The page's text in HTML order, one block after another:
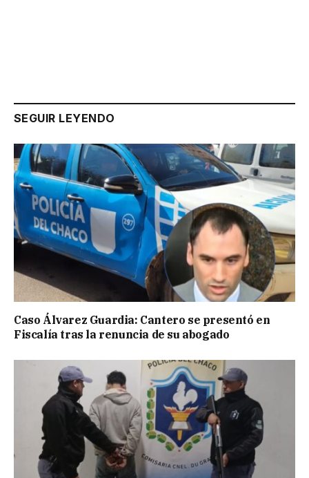
SEGUIR LEYENDO
Caso Álvarez Guardia: Cantero se presentó en
Fiscalía tras la renuncia de su abogado